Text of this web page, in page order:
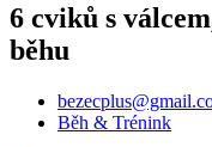
6 cviků s
běhu
Běh & Trénink